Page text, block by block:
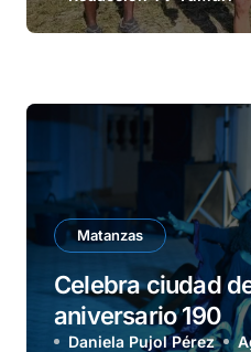
Matanzas
Celebra ciudad
aniversario 190
Daniela Pujol Pérez